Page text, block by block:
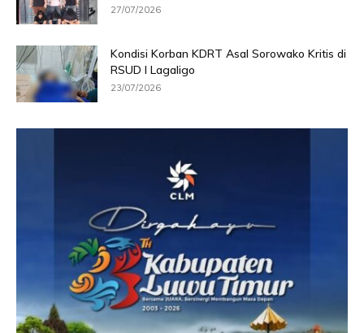
27/07/2026
Kondisi Korban KDRT Asal Sorowako Kritis di
RSUD I Lagaligo
23/07/2026